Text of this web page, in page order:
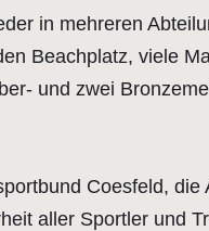
in mehreren
Beachplatz, viele
und zwei
Coesfeld,
aller Sportler und